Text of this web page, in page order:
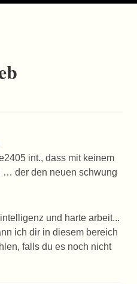
int., dass mit keinem
… der den neuen schwung
und harte arbeit...
ich dir in diesem bereich
falls du es noch nicht